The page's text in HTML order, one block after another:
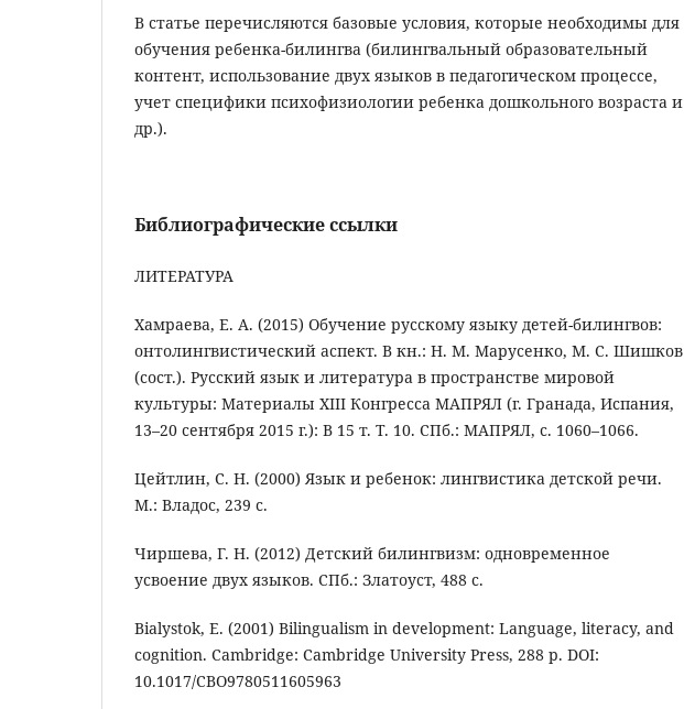
В статье перечисляются базовые условия, которые необходимы для
обучения ребенка-билингва (билингвальный образовательный
контент, использование двух языков в педагогическом процессе,
учет специфики психофизиологии ребенка дошкольного возраста и
др.).
Библиографические ссылки
ЛИТЕРАТУРА
Хамраева, Е. А. (2015) Обучение русскому языку детей-билингвов:
онтолингвистический аспект. В кн.: Н. М. Марусенко, М. С. Шишков
(сост.). Русский язык и литература в пространстве мировой
культуры: Материалы XIII Конгресса МАПРЯЛ (г. Гранада, Испания,
13–20 сентября 2015 г.): В 15 т. Т. 10. СПб.: МАПРЯЛ, с. 1060–1066.
Цейтлин, С. Н. (2000) Язык и ребенок: лингвистика детской речи.
М.: Владос, 239 с.
Чиршева, Г. Н. (2012) Детский билингвизм: одновременное
усвоение двух языков. СПб.: Златоуст, 488 с.
Bialystok, E. (2001) Bilingualism in development: Language, literacy, and
cognition. Cambridge: Cambridge University Press, 288 p. DOI:
10.1017/CBO9780511605963